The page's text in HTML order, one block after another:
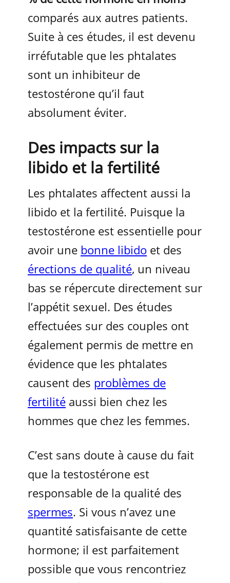
comparés aux autres patients.
Suite à ces études, il est devenu
irréfutable que les phtalates
sont un inhibiteur de
testostérone qu’il faut
absolument éviter.
Des impacts sur la
libido et la fertilité
Les phtalates affectent aussi la
libido et la fertilité. Puisque la
testostérone est essentielle pour
avoir une bonne libido et des
érections de qualité, un niveau
bas se répercute directement sur
l’appétit sexuel. Des études
effectuées sur des couples ont
également permis de mettre en
évidence que les phtalates
causent des problèmes de
fertilité aussi bien chez les
hommes que chez les femmes.
C’est sans doute à cause du fait
que la testostérone est
responsable de la qualité des
spermes. Si vous n’avez une
quantité satisfaisante de cette
hormone; il est parfaitement
possible que vous rencontriez